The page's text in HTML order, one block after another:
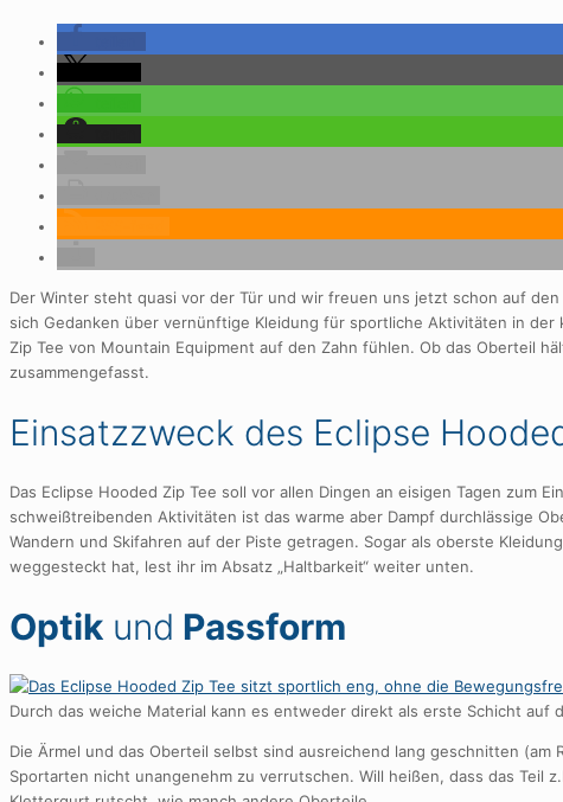
Der Winter steht quasi vor der Tür und wir freuen uns jetzt schon auf
sich Gedanken über vernünftige Kleidung für sportliche Aktivitäten in
Zip Tee von Mountain Equipment auf den Zahn fühlen. Ob das Oberteil
zusammengefasst.
Einsatzzweck des Eclipse
Das Eclipse Hooded Zip Tee soll vor allen Dingen an eisigen Tagen zum
schweißtreibenden Aktivitäten ist das warme aber Dampf durchlässige
Wandern und Skifahren auf der Piste getragen. Sogar als oberste
weggesteckt hat, lest ihr im Absatz „Haltbarkeit“ weiter unten.
Optik und Passform
Durch das weiche Material kann es entweder direkt als erste Schicht
Die Ärmel und das Oberteil selbst sind ausreichend lang geschnitten
Sportarten nicht unangenehm zu verrutschen. Will heißen, dass das Teil